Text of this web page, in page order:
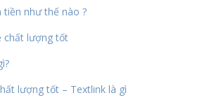
tiền như thế nào ?
chất lượng tốt
lượng tốt – Textlink là gì